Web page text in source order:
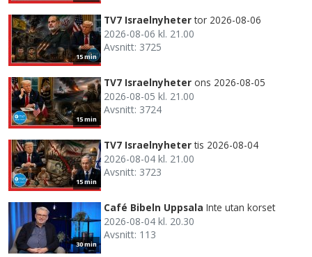
15 min
TV7 Israelnyheter tor 2026-08-06
2026-08-06 kl. 21.00
Avsnitt: 3725
15 min
TV7 Israelnyheter ons 2026-08-05
2026-08-05 kl. 21.00
Avsnitt: 3724
15 min
TV7 Israelnyheter tis 2026-08-04
2026-08-04 kl. 21.00
Avsnitt: 3723
30 min
Café Bibeln Uppsala Inte utan korset
2026-08-04 kl. 20.30
Avsnitt: 113